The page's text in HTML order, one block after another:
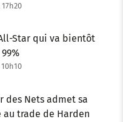
All-Star qui va bientôt
des Nets admet sa
trade de Harden